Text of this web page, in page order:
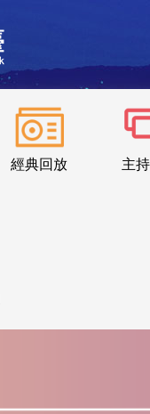
經典回放 主